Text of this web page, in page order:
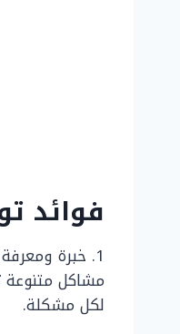
فوائد
1. خبرة
مشاكل متنوعة
لكل مشكلة.